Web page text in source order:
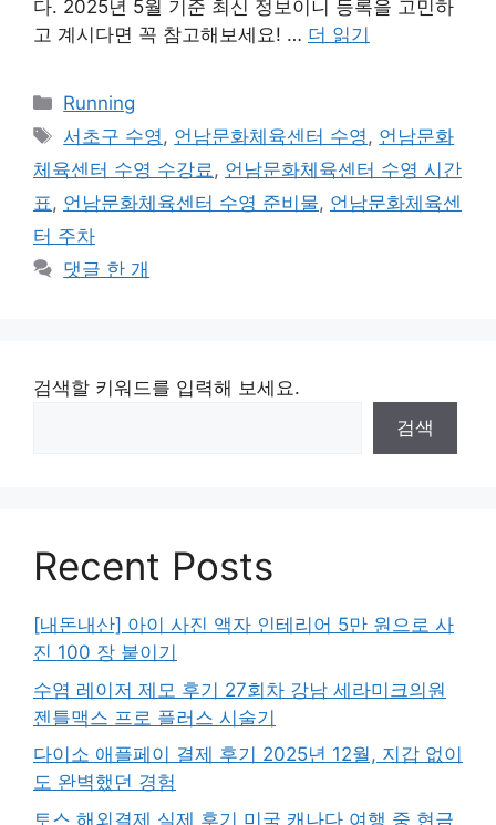
다. 2025년 5월 기준 최신 정보이니 등록을 고민하
고 계시다면 꼭 참고해보세요! … 더 읽기
카
테
리
Running
태
그
서초구 수영, 언남문화체육센터 수영, 언남문화
체육센터 수영 수강료, 언남문화체육센터 수영 시간
표, 언남문화체육센터 수영 준비물, 언남문화체육센
터 주차
댓글 한 개
검색할 키워드를 입력해 보세요.
검색
Recent Posts
[내돈내산] 아이 사진 액자 인테리어 5만 원으로 사
진 100 장 붙이기
수염 레이저 제모 후기 27회차 강남 세라미크의원
젠틀맥스 프로 플러스 시술기
다이소 애플페이 결제 후기 2025년 12월, 지갑 없이
도 완벽했던 경험
토스 해외결제 실제 후기 미국 캐나다 여행 중 현금